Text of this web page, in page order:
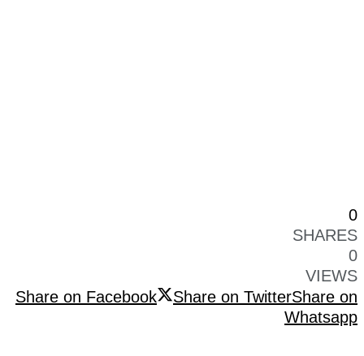
0
SHARES
0
VIEWS
Share on Facebook
Share on TwitterShare on
Whatsapp